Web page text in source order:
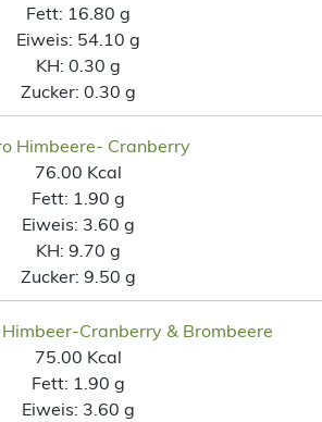
Fett: 16.80 g
Eiweis: 54.10 g
KH: 0.30 g
Zucker: 0.30 g
Himbeere- Cranberry
76.00 Kcal
Fett: 1.90 g
Eiweis: 3.60 g
KH: 9.70 g
Zucker: 9.50 g
Cranberry & Brombeere
75.00 Kcal
Fett: 1.90 g
Eiweis: 3.60 g